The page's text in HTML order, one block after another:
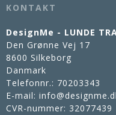
KONTAKT
DesignMe - LUNDE
Den Grønne Vej 17
8600 Silkeborg
Danmark
Telefonnr.: 70203343
E-mail:
CVR-nummer: 32077439